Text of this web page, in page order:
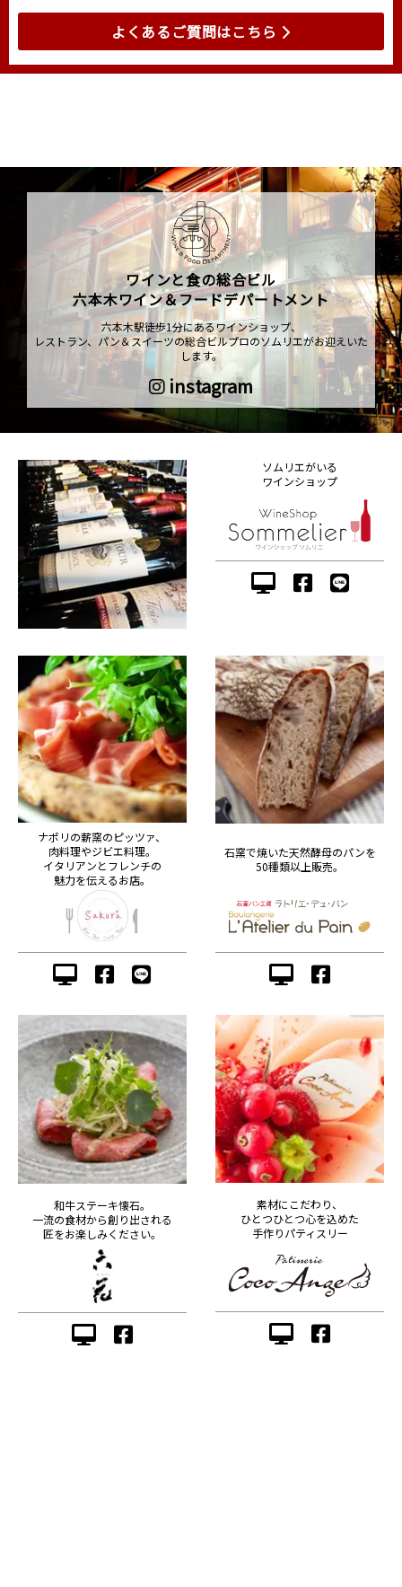
よくあるご質問はこちら
ワインと食の総合ビル
六本木ワイン＆フードデパートメント
六本木駅徒歩1分にあるワインショップ、
レストラン、パン＆スイーツの総合ビルプロのソムリエがお迎えいた
します。
instagram
ソムリエがいる
ワインショップ
ナポリの薪窯のピッツァ、
肉料理やジビエ料理。
イタリアンとフレンチの
魅力を伝えるお店。
石窯で焼いた天然酵母のパンを
50種類以上販売。
和牛ステーキ懐石。
一流の食材から創り出される
匠をお楽しみください。
素材にこだわり、
ひとつひとつ心を込めた
手作りパティスリー